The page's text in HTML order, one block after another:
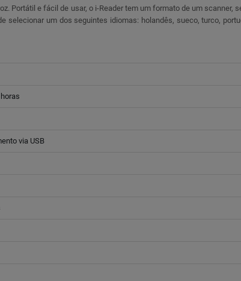
Portátil e fácil de usar, o i-Reader tem um formato de um scanner,
um dos seguintes idiomas: holandês, sueco, turco,
via USB